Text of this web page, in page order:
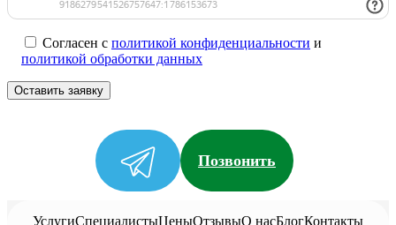
Согласен с политикой конфиденциальности и
политикой обработки данных
Позвонить
УслугиСпециалистыЦеныОтзывыО насБлогКонтакты